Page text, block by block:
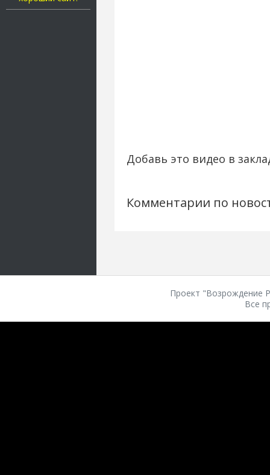
Добавь это видео в
Комментарии по
Проект "Возрождение
Все